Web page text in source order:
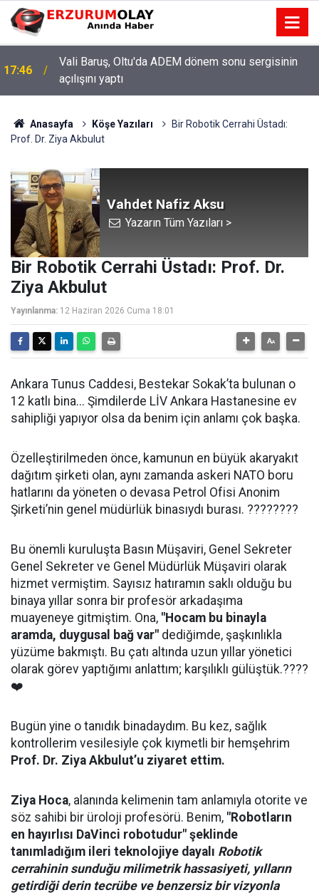
17:42
Şenkaya Belediye Başkanı Görbil Özcan partisinden
istifa etti
Anasayfa Köşe Yazıları
Bir Robotik Cerrahi Üstadı:
Prof. Dr. Ziya Akbulut
Vahdet Nafiz Aksu
Yazarın Tüm Yazıları >
Bir Robotik Cerrahi Üstadı: Prof. Dr.
Ziya Akbulut
Yayınlanma: 12 Haziran 2026 Cuma 18:01
Ankara Tunus Caddesi, Bestekar Sokak’ta bulunan o
12 katlı bina... Şimdilerde LİV Ankara Hastanesine ev
sahipliği yapıyor olsa da benim için anlamı çok başka.
Özelleştirilmeden önce, kamunun en büyük akaryakıt
dağıtım şirketi olan, aynı zamanda askeri NATO boru
hatlarını da yöneten o devasa Petrol Ofisi Anonim
Şirketi’nin genel müdürlük binasıydı burası. ????????
Bu önemli kuruluşta Basın Müşaviri, Genel Sekreter
Genel Sekreter ve Genel Müdürlük Müşaviri olarak
hizmet vermiştim. Sayısız hatıramın saklı olduğu bu
binaya yıllar sonra bir profesör arkadaşıma
muayeneye gitmiştim. Ona, "Hocam bu binayla
aramda, duygusal bağ var" dediğimde, şaşkınlıkla
yüzüme bakmıştı. Bu çatı altında uzun yıllar yönetici
olarak görev yaptığımı anlattım; karşılıklı gülüştük.????
❤️
Bugün yine o tanıdık binadaydım. Bu kez, sağlık
kontrollerim vesilesiyle çok kıymetli bir hemşehrim
Prof. Dr. Ziya Akbulut’u ziyaret ettim.
Ziya Hoca, alanında kelimenin tam anlamıyla otorite ve
söz sahibi bir üroloji profesörü. Benim, "Robotların
en hayırlısı DaVinci robotudur" şeklinde
tanımladığım ileri teknolojiye dayalı Robotik
cerrahinin sunduğu milimetrik hassasiyeti, yılların
getirdiği derin tecrübe ve benzersiz bir vizyonla